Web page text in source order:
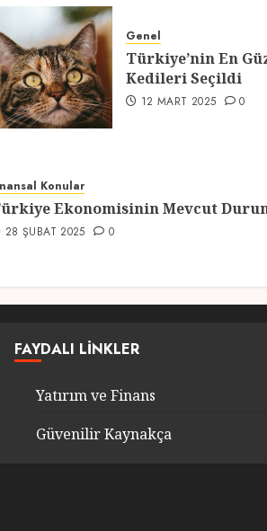
Genel
Ramazan Ayı
Manevi
Hazırlıklar
Genel
Türkiye’nin En
Kedileri Seçildi
12 MART 2025 0
Konular
Ekonomisinin Mevcut
28 ŞUBAT 2025 0
FAYDALI LINKLER
Yatırım ve Finans
Güvenilir Kaynakça